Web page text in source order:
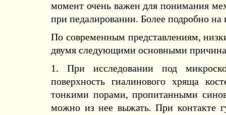
момент очень важен для понимания
при педалировании. Более подробно
По современным представлениям,
двумя следующими основными
1. При исследовании под
поверхность гиалинового хряща
тонкими порами, пропитанными
можно из нее выжать. При контакте